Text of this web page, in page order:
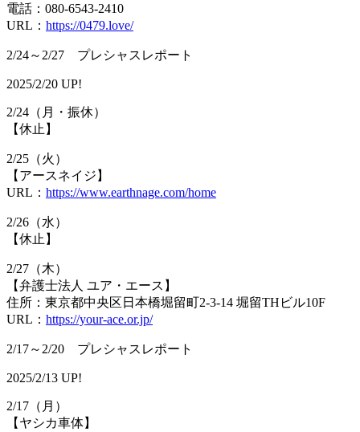
電話：080-6543-2410
URL： https://0479.love/
2/24～2/27 プレシャスレポート
2025/2/20 UP!
2/24（月・振休）
【休止】
2/25（火）
【アースネイジ】
URL： https://www.earthnage.com/home
2/26（水）
【休止】
2/27（木）
【弁護士法人 ユア・エース】
住所：東京都中央区日本橋堀留町2-3-14 堀留THビル10F
URL： https://your-ace.or.jp/
2/17～2/20 プレシャスレポート
2025/2/13 UP!
2/17（月）
【ヤシカ車体】